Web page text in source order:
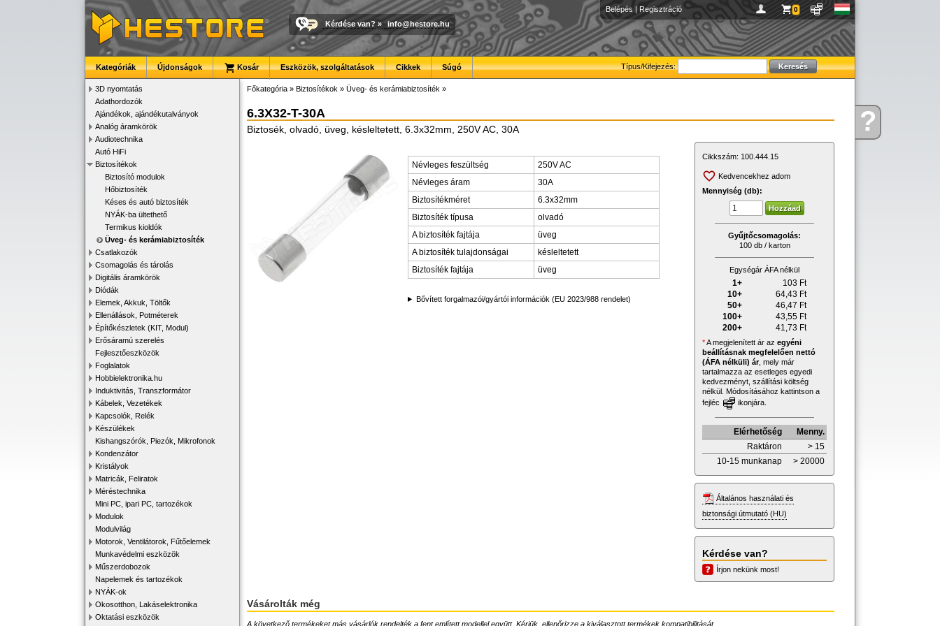
Kérdése?
Belépés | Regisztráció 0
Kérdése van? » info@hestore.hu
Típus/Kifejezés:
Kategóriák Újdonságok Kosár Eszközök, szolgáltatások Cikkek Súgó
3D nyomtatás
Adathordozók
Ajándékok, ajándékutalványok
Analóg áramkörök
Audiotechnika
Autó HiFi
Biztosítékok
Biztosító modulok
Hőbiztosíték
Késes és autó biztosíték
NYÁK-ba ültethető
Termikus kioldók
Üveg- és kerámiabiztosíték
Csatlakozók
Csomagolás és tárolás
Digitális áramkörök
Diódák
Elemek, Akkuk, Töltők
Ellenállások, Potméterek
Építőkészletek (KIT, Modul)
Erősáramú szerelés
Fejlesztőeszközök
Foglalatok
Hobbielektronika.hu
Induktivitás, Transzformátor
Kábelek, Vezetékek
Kapcsolók, Relék
Készülékek
Kishangszórók, Piezók, Mikrofonok
Kondenzátor
Kristályok
Matricák, Feliratok
Méréstechnika
Mini PC, ipari PC, tartozékok
Modulok
Modulvilág
Motorok, Ventilátorok, Fűtőelemek
Munkavédelmi eszközök
Műszerdobozok
Napelemek és tartozékok
NYÁK-ok
Okosotthon, Lakáselektronika
Oktatási eszközök
Főkategória » Biztosítékok » Üveg- és kerámiabiztosíték »
6.3X32-T-30A
Biztosék, olvadó, üveg, késleltetett, 6.3x32mm, 250V AC, 30A
Névleges feszültség
250V AC
Névleges áram
30A
Biztosítékméret
6.3x32mm
Biztosíték típusa
olvadó
A biztosíték fajtája
üveg
A biztosíték tulajdonságai
késleltetett
Biztosíték fajtája
üveg
Bővített forgalmazói/gyártói információk (EU 2023/988 rendelet)
Cikkszám: 100.444.15
Kedvencekhez adom
Mennyiség (db):
Gyűjtőcsomagolás:
100 db / karton
Egységár ÁFA nélkül
1+ 103 Ft
10+
64,43 Ft
50+
46,47 Ft
100+
43,55 Ft
200+
41,73 Ft
*A megjelenített ár az egyéni
beállításnak megfelelően nettó
(ÁFA nélküli) ár, mely már
tartalmazza az esetleges egyedi
kedvezményt, szállítási költség
nélkül. Módosításához kattintson a
fejléc
ikonjára.
Elérhetőség
Menny.
Raktáron
> 15
10-15 munkanap
> 20000
Általános használati és
biztonsági útmutató (HU)
Kérdése van?
Írjon nekünk most!
Vásárolták még
A következő termékeket más vásárlók rendelték a fent említett modellel együtt. Kérjük, ellenőrizze a kiválasztott termékek kompatibilitását.